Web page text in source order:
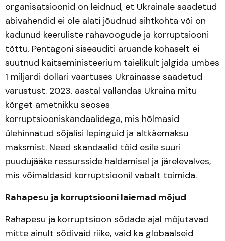
organisatsioonid on leidnud, et Ukrainale saadetud
abivahendid ei ole alati jõudnud sihtkohta või on
kadunud keeruliste rahavoogude ja korruptsiooni
tõttu. Pentagoni siseauditi aruande kohaselt ei
suutnud kaitseministeerium täielikult jälgida umbes
1 miljardi dollari väärtuses Ukrainasse saadetud
varustust. 2023. aastal vallandas Ukraina mitu
kõrget ametnikku seoses
korruptsiooniskandaalidega, mis hõlmasid
ülehinnatud sõjalisi lepinguid ja altkäemaksu
maksmist. Need skandaalid tõid esile suuri
puudujääke ressursside haldamisel ja järelevalves,
mis võimaldasid korruptsioonil vabalt toimida.
Rahapesu ja korruptsiooni laiemad mõjud
Rahapesu ja korruptsioon sõdade ajal mõjutavad
mitte ainult sõdivaid riike, vaid ka globaalseid